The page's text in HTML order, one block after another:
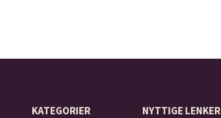
KATEGORIER NYTTIGE LENKER